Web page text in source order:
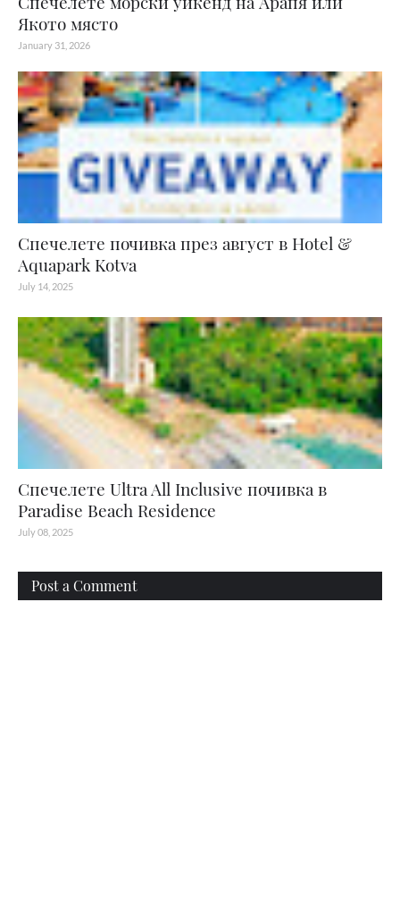
Якото място
January 31, 2026
Спечелете почивка през август в Hotel &
Aquapark Kotva
July 14, 2025
Спечелете Ultra All Inclusive почивка в
Paradise Beach Residence
July 08, 2025
Post a Comment